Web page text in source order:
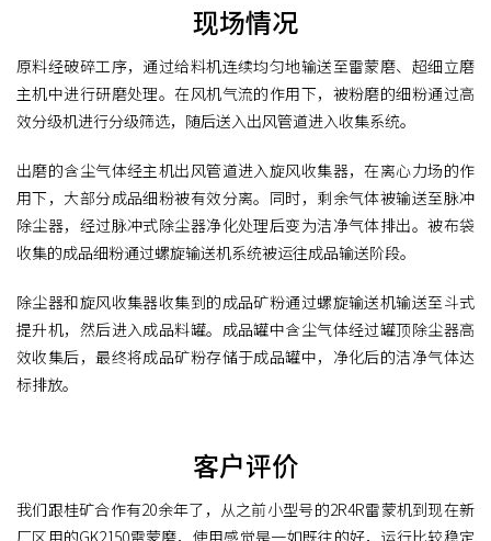
现场情况
原料经破碎工序，通过给料机连续均匀地输送至雷蒙磨、超细立磨
主机中进行研磨处理。在风机气流的作用下，被粉磨的细粉通过高
效分级机进行分级筛选，随后送入出风管道进入收集系统。
出磨的含尘气体经主机出风管道进入旋风收集器，在离心力场的作
用下，大部分成品细粉被有效分离。同时，剩余气体被输送至脉冲
除尘器，经过脉冲式除尘器净化处理后变为洁净气体排出。被布袋
收集的成品细粉通过螺旋输送机系统被运往成品输送阶段。
除尘器和旋风收集器收集到的成品矿粉通过螺旋输送机输送至斗式
提升机，然后进入成品料罐。成品罐中含尘气体经过罐顶除尘器高
效收集后，最终将成品矿粉存储于成品罐中，净化后的洁净气体达
标排放。
客户评价
我们跟桂矿合作有20余年了，从之前小型号的2R4R雷蒙机到现在新
厂区用的GK2150雷蒙磨，使用感觉是一如既往的好，运行比较稳定